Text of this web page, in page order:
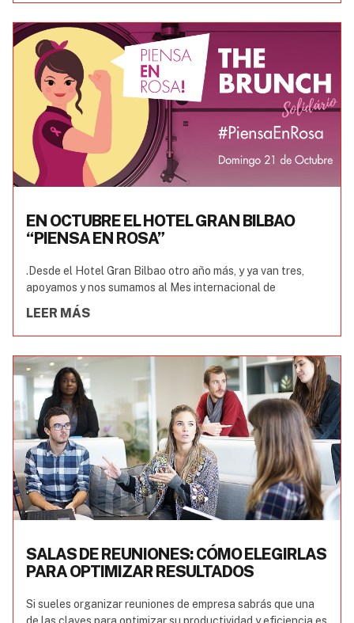
EN OCTUBRE EL HOTEL GRAN BILBAO
“PIENSA EN ROSA”
.Desde el Hotel Gran Bilbao otro año más, y ya van tres,
apoyamos y nos sumamos al Mes internacional de
LEER MÁS
SALAS DE REUNIONES: CÓMO ELEGIRLAS
PARA OPTIMIZAR RESULTADOS
Si sueles organizar reuniones de empresa sabrás que una